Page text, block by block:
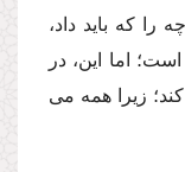
كه باید داد،
اما این، در
زیرا همه مى